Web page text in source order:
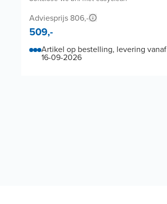
Adviesprijs 806,-
509,-
Artikel op bestelling, levering vanaf
16-09-2026